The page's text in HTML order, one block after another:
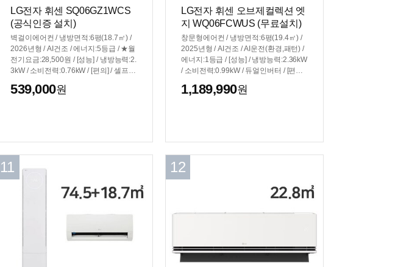
LG전자 휘센 SQ06GZ1WCS
(공식인증 설치)
벽걸이에어컨 / 냉방면적:6평(18.7㎡) /
2026년형 / AI건조 / 에너지:5등급 / ★월
전기요금:28,500원 / [성능] / 냉방능력:2.
3kW / 소비전력:0.76kW / [편의] / 셀프청
격] / 크기(가로x세로x깊이): 778x277x1
539,000원
LG전자 휘센 오브제컬렉션 엣
지 WQ06FCWUS (무료설치)
창문형에어컨 / 냉방면적:6평(19.4㎡) /
2025년형 / AI건조 / AI운전(환경,패턴) /
에너지:1등급 / [성능] / 냉방능력:2.36kW
/ 소비전력:0.99kW / 듀얼인버터 / [편의]
트 / 자기진단 / [규격] / 설치높이:105~15
1,189,990원
11 12